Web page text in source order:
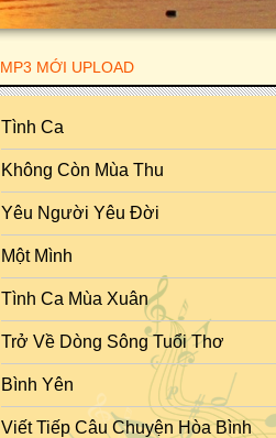
MP3 MỚI UPLOAD
Tình Ca
Không Còn Mùa Thu
Yêu Người Yêu Đời
Một Mình
Tình Ca Mùa Xuân
Trở Về Dòng Sông Tuổi Thơ
Bình Yên
Viết Tiếp Câu Chuyện Hòa Bình